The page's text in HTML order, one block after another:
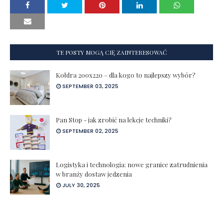
TE POSTY MOGĄ CIĘ ZAINTERESOWAĆ
Kołdra 200x220 – dla kogo to najlepszy wybór?
SEPTEMBER 03, 2025
Pan Stop - jak zrobić na lekcje techniki?
SEPTEMBER 02, 2025
Logistyka i technologia: nowe granice zatrudnienia
w branży dostaw jedzenia
JULY 30, 2025